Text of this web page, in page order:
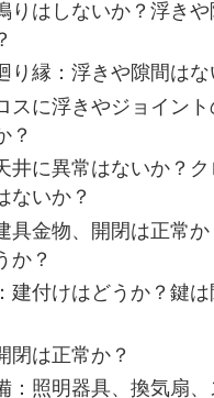
りはしないか？浮きや
り縁：浮きや隙間はな
スに浮きやジョイント
？
井に異常はないか？
ないか？
具金物、開閉は正常
か？
建付けはどうか？鍵は
閉は正常か？
：照明器具、換気扇、